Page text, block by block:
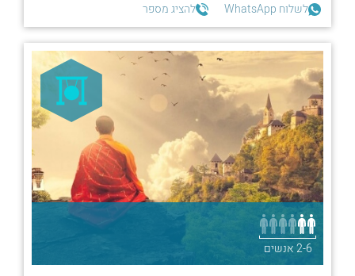
לשלוח WhatsApp
להציג מספר
2-6 אנשים